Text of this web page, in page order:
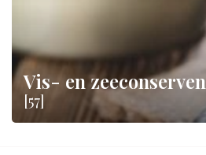
Vis- en zeeconserven
[57]